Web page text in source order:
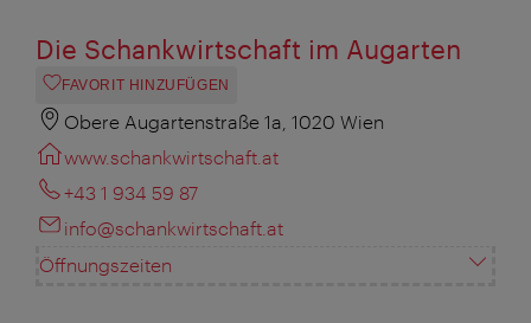
Die Schankwirtschaft im Augarten
FAVORIT HINZUFÜGEN
Obere Augartenstraße 1a, 1020 Wien
www.schankwirtschaft.at
+43 1 934 59 87
info@schankwirtschaft.at
Öffnungszeiten